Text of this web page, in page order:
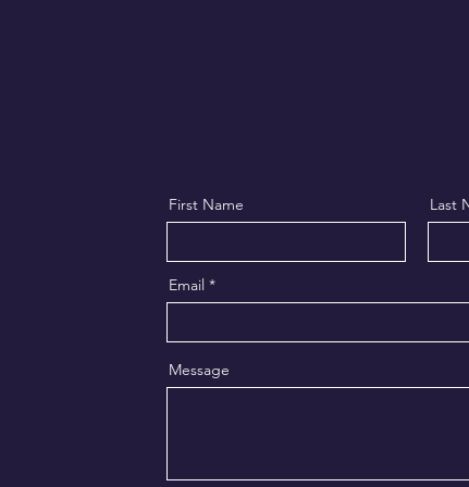
First Name Last
Email
Message